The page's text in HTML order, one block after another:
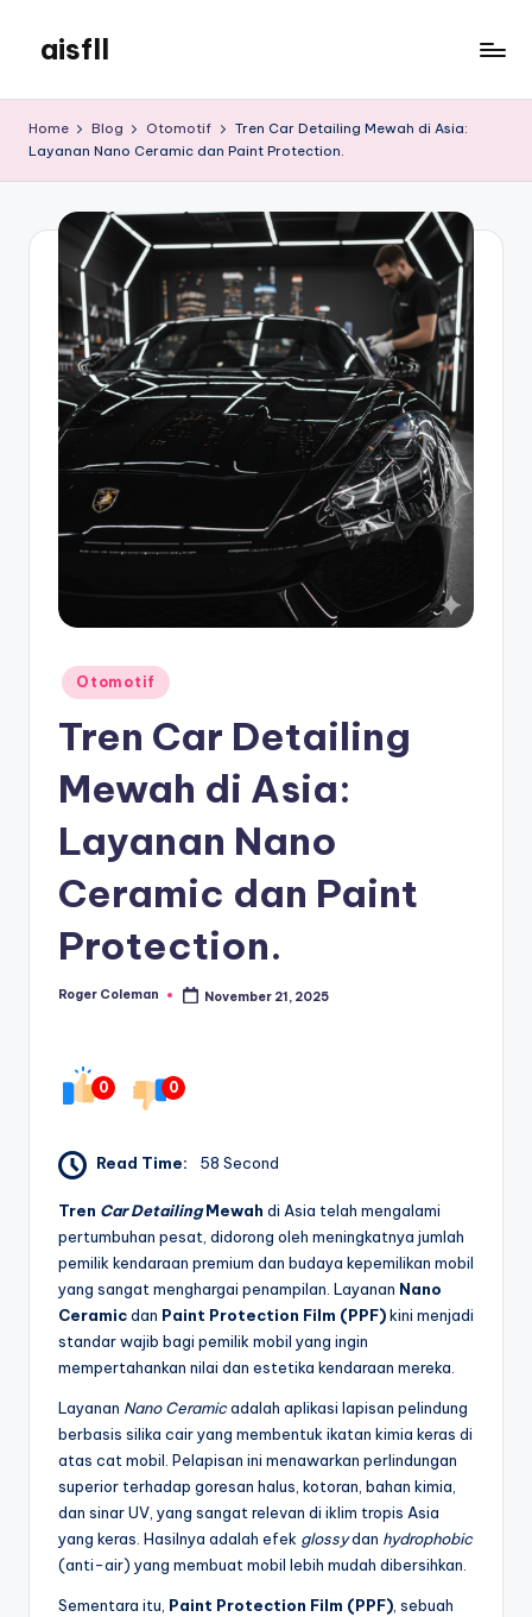
content
aisfll
Home Blog Otomotif
Tren Car Detailing Mewah di Asia:
Layanan Nano Ceramic dan Paint Protection.
Posted
in
Otomotif
Tren Car Detailing
Mewah di Asia:
Layanan Nano
Ceramic dan Paint
Protection.
Posted
Roger Coleman November 21, 2025
0 0
Read Time: 58 Second
Tren Car DetailingMewah di Asia telah mengalami
pertumbuhan pesat, didorong oleh meningkatnya jumlah
pemilik kendaraan premium dan budaya kepemilikan mobil
yang sangat menghargai penampilan. Layanan Nano
Ceramicdan Paint Protection Film (PPF)kini menjadi
standar wajib bagi pemilik mobil yang ingin
mempertahankan nilai dan estetika kendaraan mereka.
Layanan Nano Ceramicadalah aplikasi lapisan pelindung
berbasis silika cair yang membentuk ikatan kimia keras di
atas cat mobil. Pelapisan ini menawarkan perlindungan
superior terhadap goresan halus, kotoran, bahan kimia,
dan sinar UV, yang sangat relevan di iklim tropis Asia
yang keras. Hasilnya adalah efek glossydan hydrophobic
(anti-air) yang membuat mobil lebih mudah dibersihkan.
Sementara itu, Paint Protection Film (PPF) , sebuah